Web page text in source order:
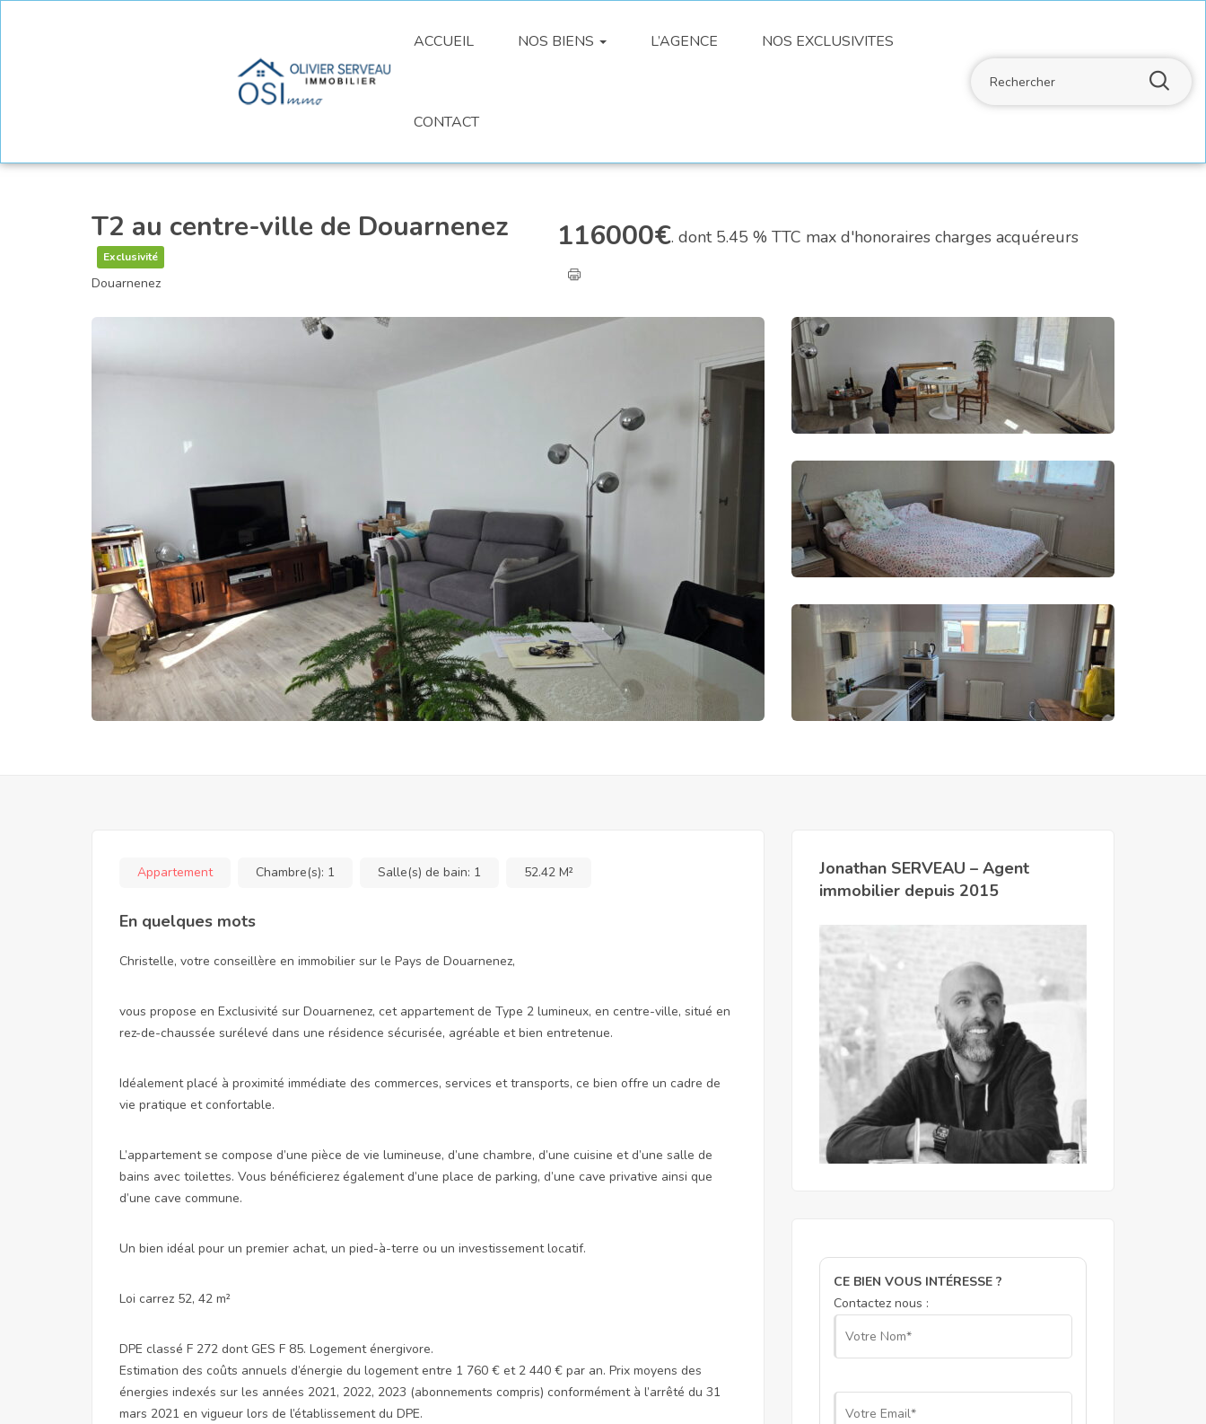
ACCUEIL NOS BIENS L’AGENCE NOS EXCLUSIVITES
CONTACT
T2 au centre-ville de Douarnenez
Exclusivité
Douarnenez
116000€. dont 5.45 % TTC max d'honoraires charges acquéreurs
Appartement Chambre(s): 1 Salle(s) de bain: 1 52.42 M²
En quelques mots
Christelle, votre conseillère en immobilier sur le Pays de Douarnenez,
vous propose en Exclusivité sur Douarnenez, cet appartement de Type 2 lumineux, en centre-ville, situé en
rez-de-chaussée surélevé dans une résidence sécurisée, agréable et bien entretenue.
Idéalement placé à proximité immédiate des commerces, services et transports, ce bien offre un cadre de
vie pratique et confortable.
L’appartement se compose d’une pièce de vie lumineuse, d’une chambre, d’une cuisine et d’une salle de
bains avec toilettes. Vous bénéficierez également d’une place de parking, d’une cave privative ainsi que
d’une cave commune.
Un bien idéal pour un premier achat, un pied-à-terre ou un investissement locatif.
Loi carrez 52, 42 m²
DPE classé F 272 dont GES F 85. Logement énergivore.
Estimation des coûts annuels d’énergie du logement entre 1 760 € et 2 440 € par an. Prix moyens des
énergies indexés sur les années 2021, 2022, 2023 (abonnements compris) conformément à l’arrêté du 31
mars 2021 en vigueur lors de l’établissement du DPE.
Jonathan SERVEAU – Agent
immobilier depuis 2015
CE BIEN VOUS INTÉRESSE ?
Contactez nous :